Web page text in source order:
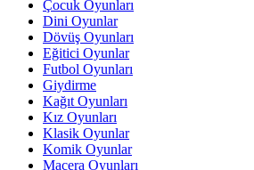
Çocuk Oyunları
Dini Oyunlar
Dövüş Oyunları
Eğitici Oyunlar
Futbol Oyunları
Giydirme
Kağıt Oyunları
Kız Oyunları
Klasik Oyunlar
Komik Oyunlar
Macera Oyunları